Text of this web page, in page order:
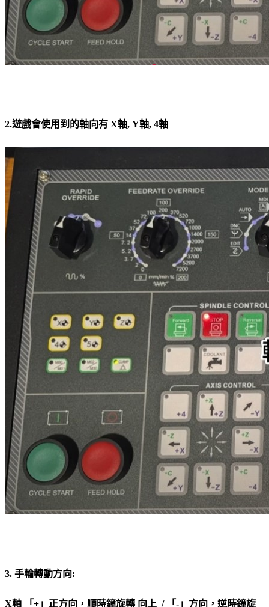
2.遊戲會使用到的軸向有 X軸, Y軸, 4軸
3. 手輪轉動方向:
X軸 「+」正方向，順時鐘旋轉 向上 / 「-」方向，逆時鐘旋